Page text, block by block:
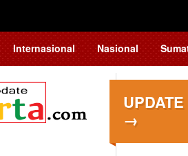
Internasional Nasional
UPDATE
→